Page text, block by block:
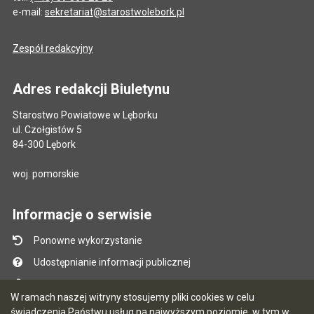
W ramach naszej witryny stosujemy pliki cookies w celu
świadczenia Państwu usług na najwyższym poziomie, w tym w
e-mail: sekretariat@starostwolebork.pl
Zespół redakcyjny
Adres redakcji Biuletynu
Starostwo Powiatowe w Lęborku
ul. Czołgistów 5
84-300 Lębork
woj. pomorskie
Informacje o serwisie
Ponowne wykorzystanie
Udostępnianie informacji publicznej
Instrukcja obsługi